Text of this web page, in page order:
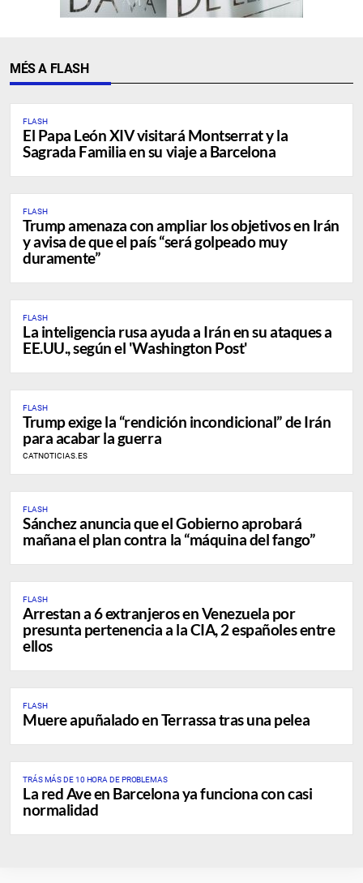
MÉS A FLASH
FLASH
El Papa León XIV visitará Montserrat y la
Sagrada Familia en su viaje a Barcelona
FLASH
Trump amenaza con ampliar los objetivos en Irán
y avisa de que el país “será golpeado muy
duramente”
FLASH
La inteligencia rusa ayuda a Irán en su ataques a
EE.UU., según el 'Washington Post'
FLASH
Trump exige la “rendición incondicional” de Irán
para acabar la guerra
CATNOTICIAS.ES
FLASH
Sánchez anuncia que el Gobierno aprobará
mañana el plan contra la “máquina del fango”
FLASH
Arrestan a 6 extranjeros en Venezuela por
presunta pertenencia a la CIA, 2 españoles entre
ellos
FLASH
Muere apuñalado en Terrassa tras una pelea
TRÁS MÁS DE 10 HORA DE PROBLEMAS
La red Ave en Barcelona ya funciona con casi
normalidad